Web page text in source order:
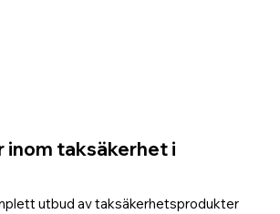
inom taksäkerhet i
utbud av taksäkerhetsprodukter